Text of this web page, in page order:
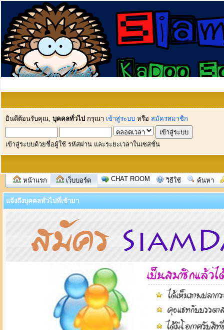
ยินดีต้อนรับคุณ, บุคคลทั่วไป กรุณา เข้าสู่ระบบ หรือ สมัครสมาชิก
เข้าสู่ระบบด้วยชื่อผู้ใช้ รหัสผ่าน และระยะเวลาในเซสชั่น
หน้าแรก เว็บบอร์ด CHAT ROOM วิธีใช้ ค้นหา
แจ้งถึงบุคคลทั่วไปที่เข้ามา